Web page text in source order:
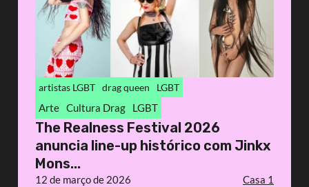
artistas LGBT drag queen LGBT
Arte Cultura Drag LGBT
The Realness Festival 2026
anuncia line-up histórico com Jinkx
Mons...
12 de março de 2026 Casa 1